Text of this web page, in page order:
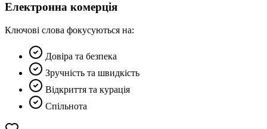
Електронна комерція
Ключові слова фокусуються на:
Довіра та безпека
Зручність та швидкість
Відкриття та курація
Спільнота